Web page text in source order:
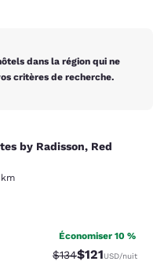
dans la région qui ne
critères de recherche.
by Radisson,
by Radisson, Red
commentaires
Économiser 10 %
Tarif barré :
$134Tarif réduit :
$121USD/nuit